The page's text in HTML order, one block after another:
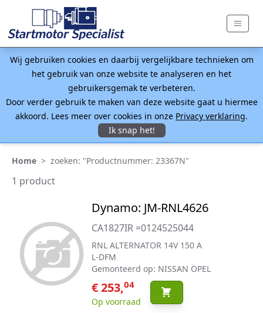
Wij gebruiken cookies en daarbij vergelijkbare technieken om
het gebruik van onze website te analyseren en het
gebruikersgemak te verbeteren.
Door verder gebruik te maken van deze website gaat u hiermee
akkoord. Lees meer over cookies in onze Privacy verklaring.
Ik snap het!
Home > zoeken: "Productnummer: 23367N"
1 product
Dynamo: JM-RNL4626
CA1827IR =0124525044
RNL ALTERNATOR 14V 150 A
L-DFM
Gemonteerd op: NISSAN OPEL
€ 253,04
Op voorraad